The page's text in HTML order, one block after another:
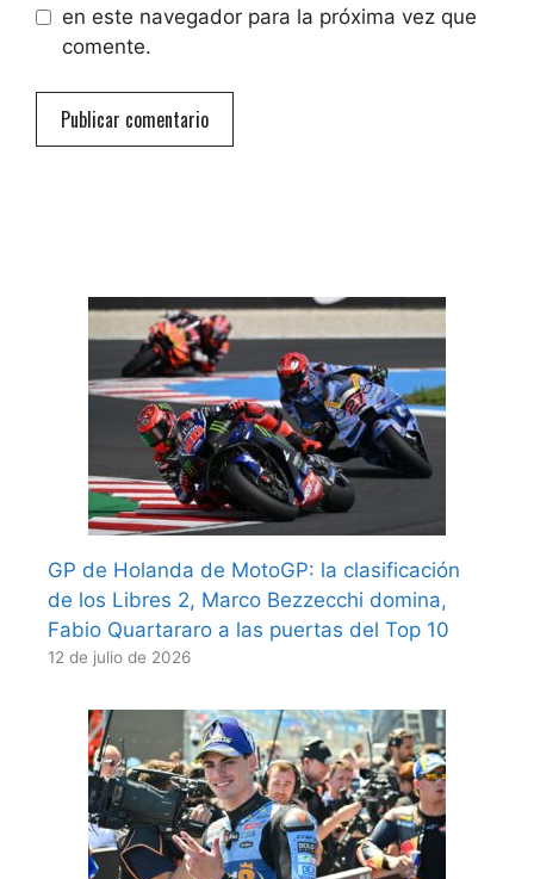
en este navegador para la próxima vez que
comente.
GP de Holanda de MotoGP: la clasificación
de los Libres 2, Marco Bezzecchi domina,
Fabio Quartararo a las puertas del Top 10
12 de julio de 2026